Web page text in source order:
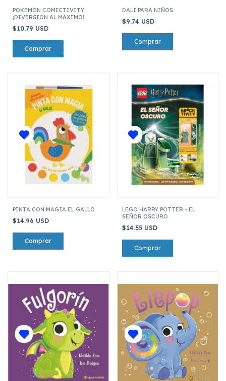
POKEMON COMICTIVITY
¡DIVERSION AL MAXIMO!
$10.79 USD
DALI PARA NIÑOS
$9.74 USD
PINTA CON MAGIA EL GALLO
$14.96 USD
LEGO HARRY POTTER - EL
SEÑOR OSCURO
$14.55 USD